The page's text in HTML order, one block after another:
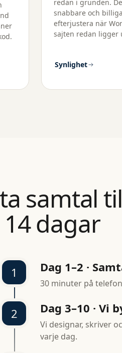
redan i grunden.
snabbare och
efterjustera när
sajten redan ligger
Synlighet
samtal
dagar
1 Dag 1–2 ·
30 minuter på
2 Dag 3–10 · Vi
Vi designar, skriver
varje dag.